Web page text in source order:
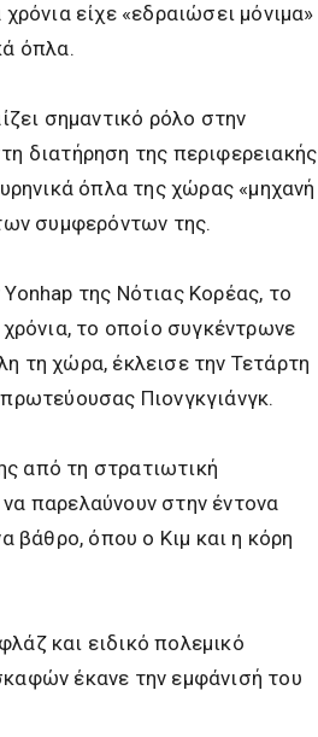
είχε «εδραιώσει μόνιμα»
όπλα.
σημαντικό ρόλο στην
διατήρηση της περιφερειακής
όπλα της χώρας «μηχανή
συμφερόντων της.
της Νότιας Κορέας, το
το οποίο συγκέντρωνε
τη χώρα, έκλεισε την Τετάρτη
Πιονγκγιάνγκ.
από τη στρατιωτική
παρελαύνουν στην έντονα
βάθρο, όπου ο Κιμ και η κόρη
και ειδικό πολεμικό
έκανε την εμφάνισή του